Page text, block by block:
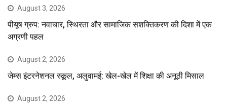
August 3, 2026
पीयूष ग्रुप: नवाचार, स्थिरता और सामाजिक सशक्तिकरण की दिशा में एक
अग्रणी पहल
August 2, 2026
जेम्स इंटरनेशनल स्कूल, अलुवामई: खेल-खेल में शिक्षा की अनूठी मिसाल
August 2, 2026